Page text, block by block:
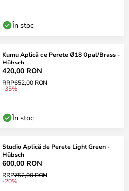
În stoc
Kumu Aplică de Perete Ø18 Opal/Brass -
Hübsch
420,00 RON
RRP652,00 RON
-35%
În stoc
Studio Aplică de Perete Light Green -
Hübsch
600,00 RON
RRP752,00 RON
-20%